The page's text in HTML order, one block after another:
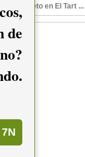
Quinteto en El Tart ...
de